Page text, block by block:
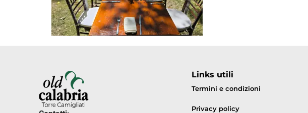
Links utili
Termini e condizioni
Privacy policy